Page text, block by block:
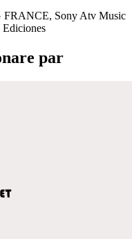
Sony Atv Music
par